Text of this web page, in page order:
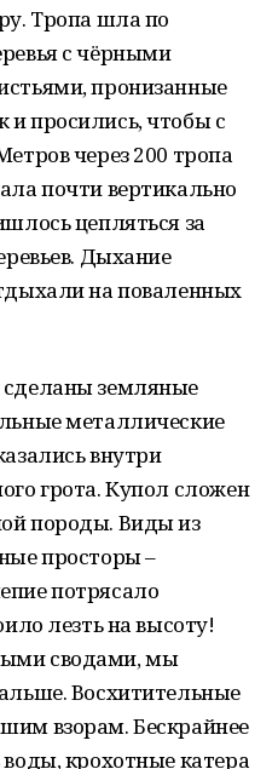
Тропа шла по
с чёрными
пронизанные
просились, чтобы с
через 200 тропа
почти вертикально
цепляться за
Дыхание
на поваленных
земляные
металлические
внутри
грота. Купол сложен
породы. Виды из
просторы –
потрясало
лезть на высоту!
сводами, мы
Восхитительные
взорам. Бескрайнее
крохотные катера